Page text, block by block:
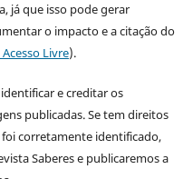
já que isso pode gerar
o impacto e a citação do
Livre).
e creditar os
publicadas. Se tem direitos
corretamente identificado,
Saberes e publicaremos a